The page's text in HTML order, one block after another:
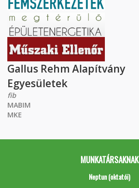
Gallus Rehm Alapítvány
Egyesületek
fib
MABIM
MKE
MUNKATÁRSAKNAK
Neptun (oktatói)